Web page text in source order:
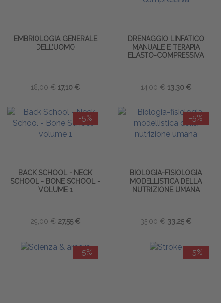
EMBRIOLOGIA GENERALE
DELL’UOMO
18,00 € 17,10 €
DRENAGGIO LINFATICO
MANUALE E TERAPIA
ELASTO-COMPRESSIVA
14,00 € 13,30 €
-5%
BACK SCHOOL - NECK
SCHOOL - BONE SCHOOL -
VOLUME 1
29,00 € 27,55 €
-5%
BIOLOGIA-FISIOLOGIA
MODELLISTICA DELLA
NUTRIZIONE UMANA
35,00 € 33,25 €
-5% -5%